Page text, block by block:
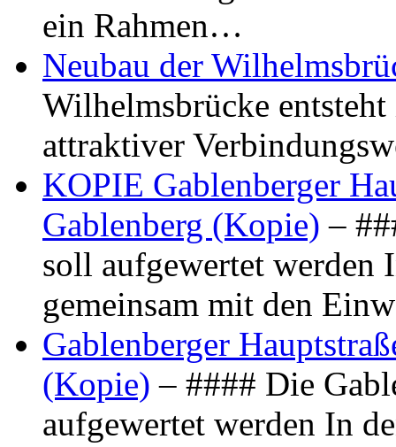
ein Rahmen…
Neubau der
Wilhelmsbrücke
attraktiver
KOPIE Gablenberger
Gablenberg (Kopie) –
soll aufgewertet werden
gemeinsam mit den
Gablenberger
(Kopie) – #### Die
aufgewertet werden In